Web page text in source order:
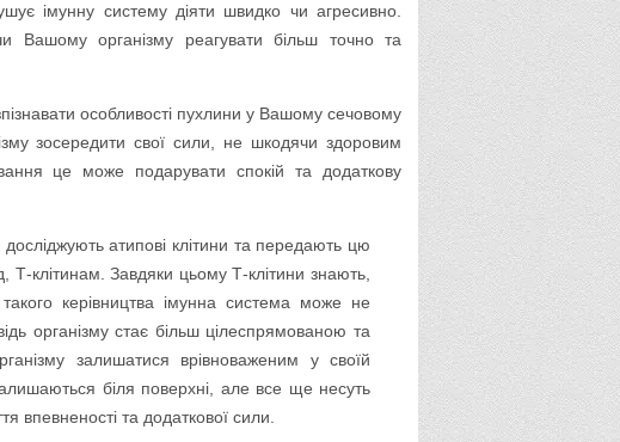
імунну систему діяти швидко чи агресивно.
Вашому організму реагувати більш точно та
особливості пухлини у Вашому сечовому
зосередити свої сили, не шкодячи здоровим
це може подарувати спокій та додаткову